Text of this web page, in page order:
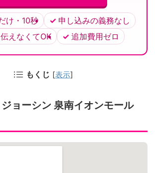
け・10秒
申し込みの義務なし
えなくてOK
追加費用ゼロ
もくじ [表示]
ョーシン 泉南イオンモール